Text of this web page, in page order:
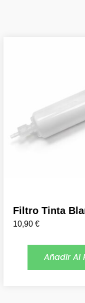
Filtro Tinta
10,90€
Añadir Al